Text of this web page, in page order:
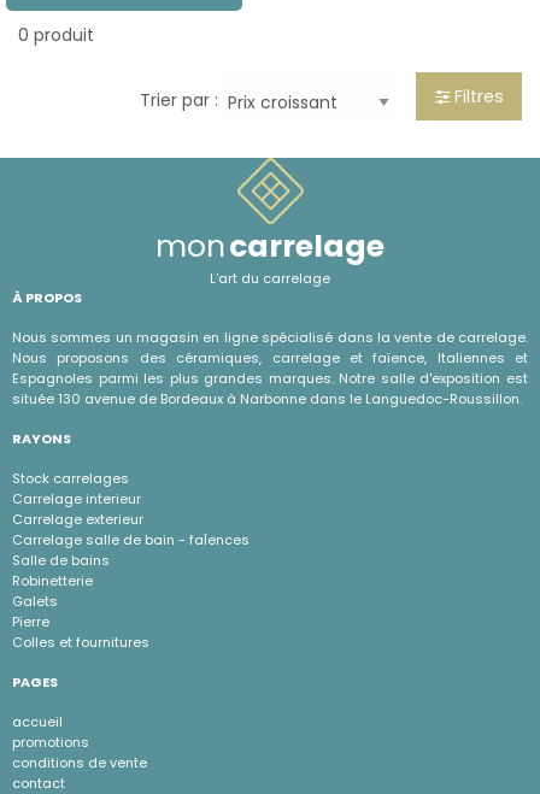
0 produit
Trier par : Filtres
moncarrelage
L'art du carrelage
À PROPOS
Nous sommes un magasin en ligne spécialisé dans la vente de carrelage.
Nous proposons des céramiques, carrelage et faïence, Italiennes et
Espagnoles parmi les plus grandes marques. Notre salle d'exposition est
située 130 avenue de Bordeaux à Narbonne dans le Languedoc-Roussillon.
RAYONS
Stock carrelages
Carrelage interieur
Carrelage exterieur
Carrelage salle de bain - faÏences
Salle de bains
Robinetterie
Galets
Pierre
Colles et fournitures
PAGES
accueil
promotions
conditions de vente
contact